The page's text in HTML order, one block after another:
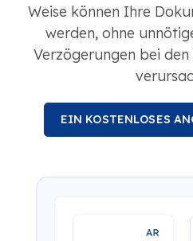
Weise können Ihre
werden, ohne
Verzögerungen bei
EIN KOSTENLOSES